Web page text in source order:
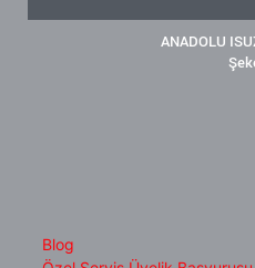
ANADOLU
Blog